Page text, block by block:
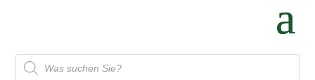
Products
search